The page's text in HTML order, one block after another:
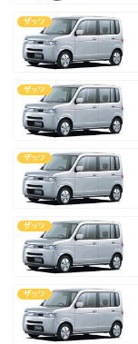
ザッツ
ザッツ
ザッツ
ザッツ
ザッツ